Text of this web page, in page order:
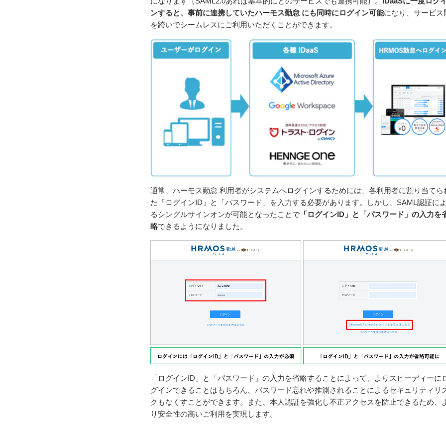
ンすると、事前に連携していたハーモス勤怠 にも同時にログイン可能になり、サービス
を跨いでシームレスにご利用いただくことができます。
通常、ハーモス勤怠 利用者がシステムへログインするためには、各利用者に割り当てら
た「ログインID」と「パスワード」を入力する必要があります。しかし、SAML認証によ
るシングルサインオンが可能となったことで 「ログインID」と「パスワード」の入力を
略できるようになりました。
「ログインID」と「パスワード」の入力を省略することによって、よりスピーディーに
グインできることはもちろん、パスワード忘れや推測されることによるセキュリティリ
クもなくすことができます。また、本人認証を強化し不正アクセスを防止できるため、
り安全性の高いご利用を実現します。